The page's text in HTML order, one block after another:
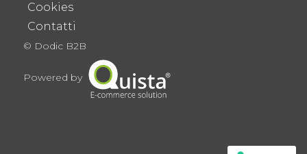
Cookies
Contatti
© Dodic B2B
Powered by